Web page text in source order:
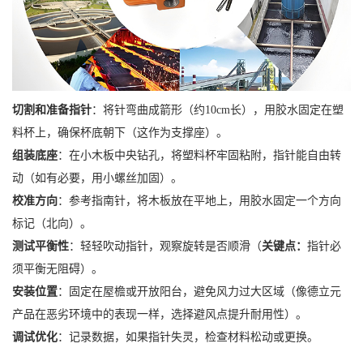
切割和准备指针：将针弯曲成箭形（约10cm长），用胶水固定在塑
料杯上，确保杯底朝下（这作为支撑座）。
组装底座：在小木板中央钻孔，将塑料杯牢固粘附，指针能自由转
动（如有必要，用小螺丝加固）。
校准方向 ：参考指南针，将木板放在平地上，用胶水固定一个方向
标记（北向）。
测试平衡性：轻轻吹动指针，观察旋转是否顺滑（关键点： 指针必
须平衡无阻碍）。
安装位置：固定在屋檐或开放阳台，避免风力过大区域（像德立元
产品在恶劣环境中的表现一样，选择避风点提升耐用性）。
调试优化：记录数据，如果指针失灵，检查材料松动或更换。